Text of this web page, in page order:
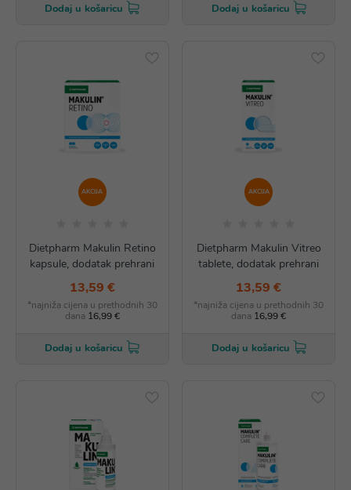
Dodaj u košaricu Dodaj u košaricu
AKCIJA
Dietpharm Makulin Retino
kapsule, dodatak prehrani
13,59 €
*najniža cijena u prethodnih 30
dana 16,99 €
Dodaj u košaricu
AKCIJA
Dietpharm Makulin Vitreo
tablete, dodatak prehrani
13,59 €
*najniža cijena u prethodnih 30
dana 16,99 €
Dodaj u košaricu